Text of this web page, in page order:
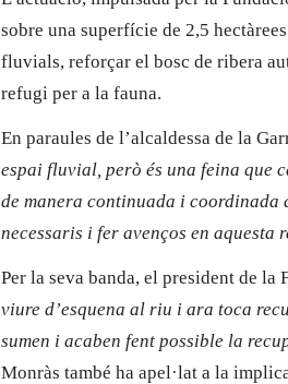
sobre una superfície de 2,5
fluvials, reforçar el bosc de ribera
refugi per a la fauna.
En paraules de l’alcaldessa de la
espai fluvial, però és una feina que
de manera continuada i coordinada
necessaris i fer avenços en
Per la seva banda, el president de la
viure d’esquena al riu i ara toca
sumen i acaben fent possible la
Monràs també ha apel·lat a la